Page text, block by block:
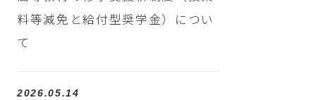
料等減免と給付型奨学金）につい
て
2026.05.14